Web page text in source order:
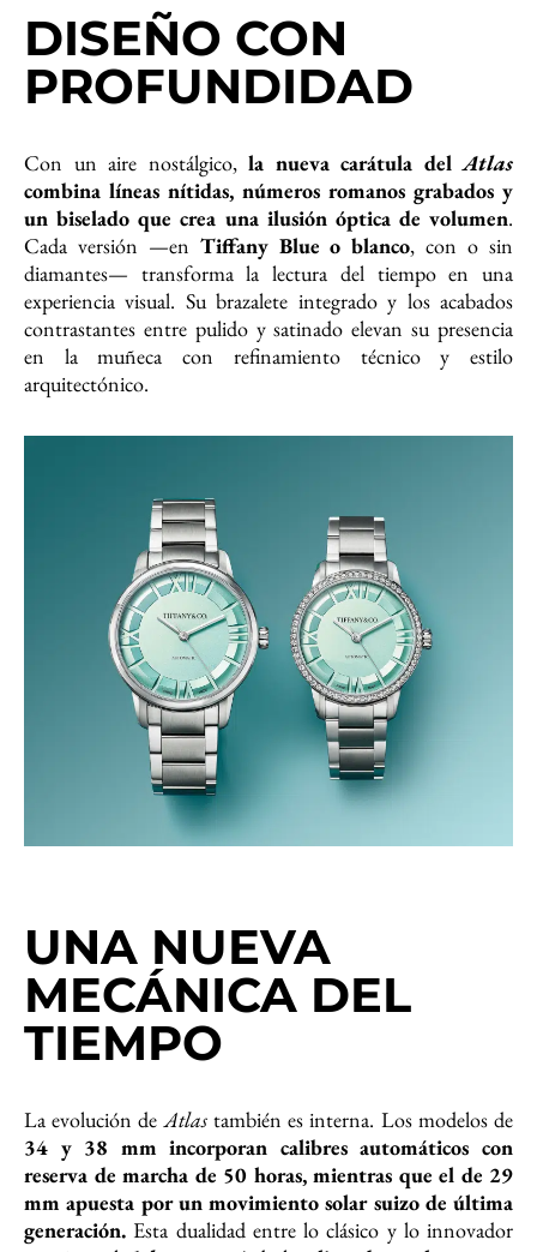
DISEÑO CON
PROFUNDIDAD
Con un aire nostálgico,la nueva carátula delAtlas
combina líneas nítidas, números romanos grabados y
un biselado que crea una ilusión óptica de volumen.
Cada versión —en Tiffany Blue o blanco, con o sin
diamantes— transforma la lectura del tiempo en una
experiencia visual. Su brazalete integrado y los acabados
contrastantes entre pulido y satinado elevan su presencia
en la muñeca con refinamiento técnico y estilo
arquitectónico.
UNA NUEVA
MECÁNICA DEL
TIEMPO
La evolución deAtlastambién es interna. Los modelos de
34 y 38 mm incorporan calibres automáticos con
reserva de marcha de 50 horas, mientras que el de 29
mm apuesta por un movimiento solar suizo de última
generación. Esta dualidad entre lo clásico y lo innovador